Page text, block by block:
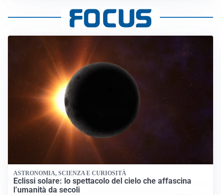
ASTRONOMIA, SCIENZA E CURIOSITÀ
Eclissi solare: lo spettacolo del cielo che affascina
l’umanità da secoli